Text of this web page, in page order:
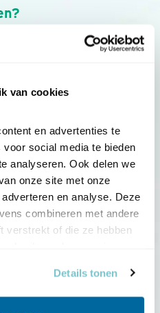
van cookies
en advertenties te
social media te bieden
analyseren. Ook delen we
onze site met onze
en analyse. Deze
combineren met andere
verstrekt of die ze hebben
Details tonen
inspiratie, acties en tips
Vogelbescherming.